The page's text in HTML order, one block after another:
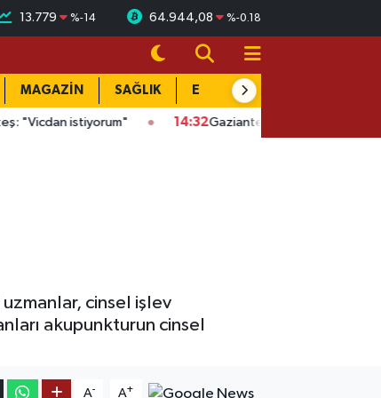
13.779 %-14 64.944,08 %-0.18
MAGAZİN SAĞLIK EĞİTİM
14:32Gaziantep'te kaçak kazıya suçüstü: Evin
cinsel işlev
akupunkturun cinsel
A- A+